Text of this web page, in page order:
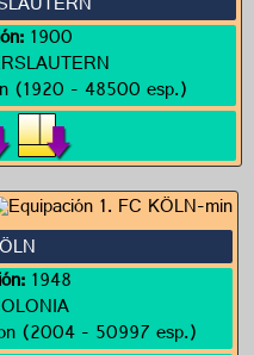
1900
(1920 - 48500 esp.)
1948
(2004 - 50997 esp.)